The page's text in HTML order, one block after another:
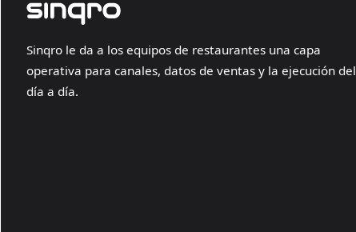
Sinqro le da a los equipos de restaurantes una capa
operativa para canales, datos de ventas y la ejecución del
día a día.